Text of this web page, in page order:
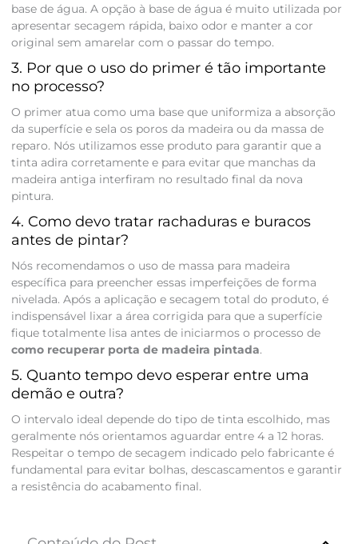
base de água. A opção à base de água é muito utilizada por
apresentar secagem rápida, baixo odor e manter a cor
original sem amarelar com o passar do tempo.
3. Por que o uso do primer é tão importante
no processo?
O primer atua como uma base que uniformiza a absorção
da superfície e sela os poros da madeira ou da massa de
reparo. Nós utilizamos esse produto para garantir que a
tinta adira corretamente e para evitar que manchas da
madeira antiga interfiram no resultado final da nova
pintura.
4. Como devo tratar rachaduras e buracos
antes de pintar?
Nós recomendamos o uso de massa para madeira
específica para preencher essas imperfeições de forma
nivelada. Após a aplicação e secagem total do produto, é
indispensável lixar a área corrigida para que a superfície
fique totalmente lisa antes de iniciarmos o processo de
como recuperar porta de madeira pintada.
5. Quanto tempo devo esperar entre uma
demão e outra?
O intervalo ideal depende do tipo de tinta escolhido, mas
geralmente nós orientamos aguardar entre 4 a 12 horas.
Respeitar o tempo de secagem indicado pelo fabricante é
fundamental para evitar bolhas, descascamentos e garantir
a resistência do acabamento final.